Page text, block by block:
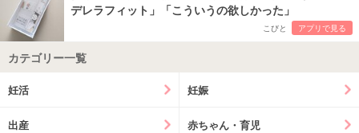
デレラフィット」「こういうの欲しかった」
こびと アプリで見る
カテゴリー一覧
妊活 妊娠
出産 赤ちゃん・育児